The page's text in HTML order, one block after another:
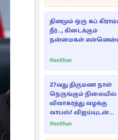
தினமும் ஒரு கப்
நீர்.., கிடைக்கும்
நன்மைகள்
Manithan
27வது திருமண நாள்
நெருங்கும் நிலையில்
விவாகரத்து வழக்கு
வாபஸ்! விஜய்யுடன்
மீண்டும் இணைவாரா?
Manithan